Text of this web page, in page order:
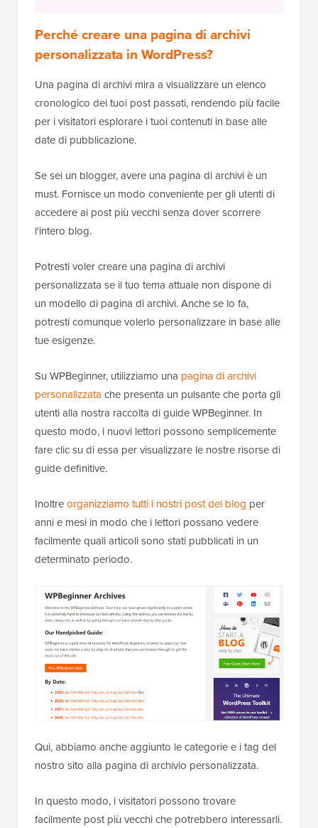
Perché creare una pagina di archivi
personalizzata in WordPress?
Una pagina di archivi mira a visualizzare un elenco
cronologico dei tuoi post passati, rendendo più facile
per i visitatori esplorare i tuoi contenuti in base alle
date di pubblicazione.
Se sei un blogger, avere una pagina di archivi è un
must. Fornisce un modo conveniente per gli utenti di
accedere ai post più vecchi senza dover scorrere
l'intero blog.
Potresti voler creare una pagina di archivi
personalizzata se il tuo tema attuale non dispone di
un modello di pagina di archivi. Anche se lo fa,
potresti comunque volerlo personalizzare in base alle
tue esigenze.
Su WPBeginner, utilizziamo una pagina di archivi
personalizzata che presenta un pulsante che porta gli
utenti alla nostra raccolta di guide WPBeginner. In
questo modo, i nuovi lettori possono semplicemente
fare clic su di essa per visualizzare le nostre risorse di
guide definitive.
Inoltreorganizziamo tutti i nostri post del blog per
anni e mesi in modo che i lettori possano vedere
facilmente quali articoli sono stati pubblicati in un
determinato periodo.
Qui, abbiamo anche aggiunto le categorie e i tag del
nostro sito alla pagina di archivio personalizzata.
In questo modo, i visitatori possono trovare
facilmente post più vecchi che potrebbero interessarli.